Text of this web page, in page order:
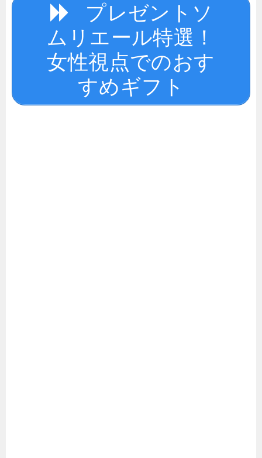
プレゼントソ
ムリエール特選！
女性視点でのおす
すめギフト